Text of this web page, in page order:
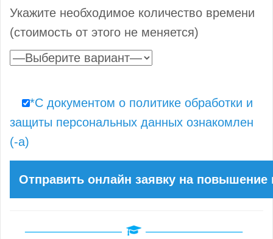
Укажите необходимое количество времени
(стоимость от этого не меняется)
*С документом о политике обработки и
защиты персональных данных ознакомлен
(-а)